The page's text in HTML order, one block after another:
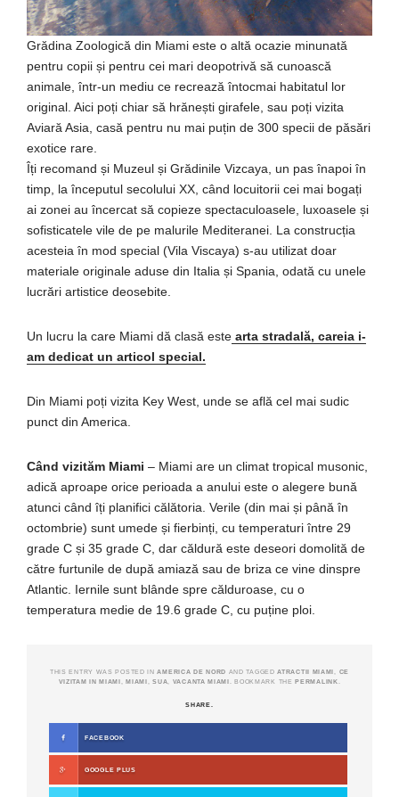
Grădina Zoologică din Miami este o altă ocazie minunată
pentru copii și pentru cei mari deopotrivă să cunoască
animale, într-un mediu ce recrează întocmai habitatul lor
original. Aici poți chiar să hrănești girafele, sau poți vizita
Aviară Asia, casă pentru nu mai puțin de 300 specii de păsări
exotice rare.
Îți recomand și Muzeul și Grădinile Vizcaya, un pas înapoi în
timp, la începutul secolului XX, când locuitorii cei mai bogați
ai zonei au încercat să copieze spectaculoasele, luxoasele și
sofisticatele vile de pe malurile Mediteranei. La construcția
acesteia în mod special (Vila Viscaya) s-au utilizat doar
materiale originale aduse din Italia și Spania, odată cu unele
lucrări artistice deosebite.
Un lucru la care Miami dă clasă este arta stradală, careia i-
am dedicat un articol special.
Din Miami poți vizita Key West, unde se află cel mai sudic
punct din America.
Când vizităm Miami – Miami are un climat tropical musonic,
adică aproape orice perioada a anului este o alegere bună
atunci când îți planifici călătoria. Verile (din mai și până în
octombrie) sunt umede și fierbinți, cu temperaturi între 29
grade C și 35 grade C, dar căldură este deseori domolită de
către furtunile de după amiază sau de briza ce vine dinspre
Atlantic. Iernile sunt blânde spre călduroase, cu o
temperatura medie de 19.6 grade C, cu puține ploi.
THIS ENTRY WAS POSTED INAMERICA DE NORD AND TAGGEDATRACTII MIAMI
CE
VIZITAM IN MIAMI
,MIAMI ,SUA VACANTA MIAMI . BOOKMARK THEPERMALINK
SHARE.
FACEBOOK
GOOGLE PLUS